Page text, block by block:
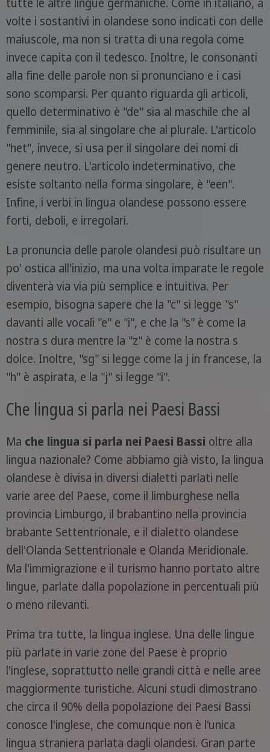
volte i sostantivi in olandese sono indicati con delle
maiuscole, ma non si tratta di una regola come
invece capita con il tedesco. Inoltre, le consonanti
alla fine delle parole non si pronunciano e i casi
sono scomparsi. Per quanto riguarda gli articoli,
quello determinativo è "de" sia al maschile che al
femminile, sia al singolare che al plurale. L'articolo
"het", invece, si usa per il singolare dei nomi di
genere neutro. L'articolo indeterminativo, che
esiste soltanto nella forma singolare, è "een".
Infine, i verbi in lingua olandese possono essere
forti, deboli, e irregolari.
La pronuncia delle parole olandesi può risultare un
po' ostica all'inizio, ma una volta imparate le regole
diventerà via via più semplice e intuitiva. Per
esempio, bisogna sapere che la "c" si legge "s"
davanti alle vocali "e" e "i", e che la "s" è come la
nostra s dura mentre la "z" è come la nostra s
dolce. Inoltre, "sg" si legge come la j in francese, la
"h" è aspirata, e la "j" si legge "i".
Che lingua si parla nei Paesi Bassi
Ma che lingua si parla nei Paesi Bassi oltre alla
lingua nazionale? Come abbiamo già visto, la lingua
olandese è divisa in diversi dialetti parlati nelle
varie aree del Paese, come il limburghese nella
provincia Limburgo, il brabantino nella provincia
brabante Settentrionale, e il dialetto olandese
dell'Olanda Settentrionale e Olanda Meridionale.
Ma l'immigrazione e il turismo hanno portato altre
lingue, parlate dalla popolazione in percentuali più
o meno rilevanti.
Prima tra tutte, la lingua inglese. Una delle lingue
più parlate in varie zone del Paese è proprio
l'inglese, soprattutto nelle grandi città e nelle aree
maggiormente turistiche. Alcuni studi dimostrano
che circa il 90% della popolazione dei Paesi Bassi
conosce l'inglese, che comunque non è l'unica
lingua straniera parlata dagli olandesi. Gran parte